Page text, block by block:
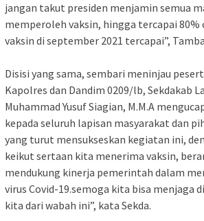
jangan takut presiden menjamin semua
memperoleh vaksin, hingga tercapai 80%
vaksin di september 2021 tercapai”,
Disisi yang sama, sembari meninjau
Kapolres dan Dandim 0209/lb, Sekdakab
Muhammad Yusuf Siagian, M.M.A
kepada seluruh lapisan masyarakat dan
yang turut mensukseskan kegiatan ini,
keikut sertaan kita menerima vaksin,
mendukung kinerja pemerintah dalam
virus Covid-19.semoga kita bisa menjaga
kita dari wabah ini”, kata Sekda.